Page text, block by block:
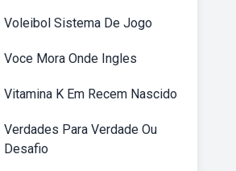
Voleibol Sistema De Jogo
Voce Mora Onde Ingles
Vitamina K Em Recem Nascido
Verdades Para Verdade Ou
Desafio